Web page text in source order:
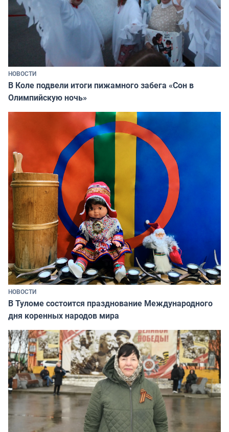
НОВОСТИ
В Коле подвели итоги пижамного забега «Сон в
Олимпийскую ночь»
НОВОСТИ
В Туломе состоится празднование Международного
дня коренных народов мира